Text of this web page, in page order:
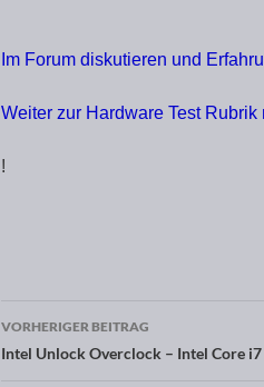
Im Forum diskutieren und
Weiter zur Hardware Test
!
Beitragsnavigation
VORHERIGER BEITRAG
Intel Unlock Overclock – Intel Core